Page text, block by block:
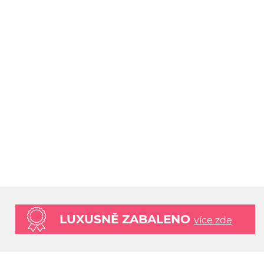
LUXUSNĚ ZABALENO více zde